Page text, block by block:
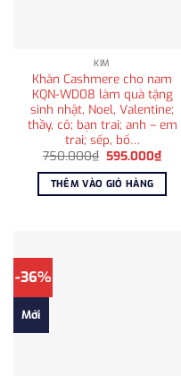
KIM
Khăn Cashmere cho nam
KQN-WD08 làm quà tặng
sinh nhật, Noel, Valentine;
thầy, cô; bạn trai; anh – em
trai; sếp, bố…
750.000₫ Giá
là:
750.000₫.
595.000₫Giá
hiện
tại
THÊM VÀO GIỎ HÀNG
-36%
Mới